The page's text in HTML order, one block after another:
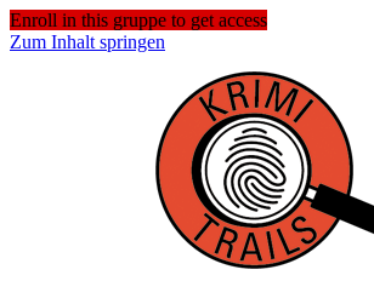
Enroll in this gruppe to get access
Zum Inhalt springen